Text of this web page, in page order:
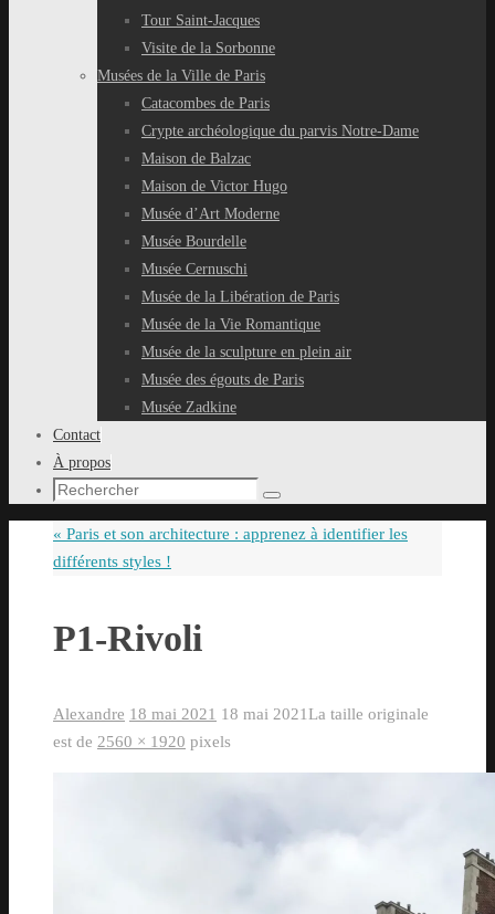
Tour Saint-Jacques
Visite de la Sorbonne
Musées de la Ville de Paris
Catacombes de Paris
Crypte archéologique du parvis Notre-Dame
Maison de Balzac
Maison de Victor Hugo
Musée d’Art Moderne
Musée Bourdelle
Musée Cernuschi
Musée de la Libération de Paris
Musée de la Vie Romantique
Musée de la sculpture en plein air
Musée des égouts de Paris
Musée Zadkine
Contact
À propos
Recherche
:
Rechercher
« Paris et son architecture : apprenez à identifier les
différents styles !
P1-Rivoli
Alexandre 18 mai 2021 18 mai 2021La taille originale
est de 2560 × 1920 pixels